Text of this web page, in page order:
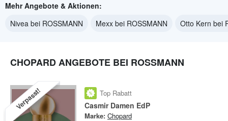
Mehr Angebote & Aktionen:
Nivea bei ROSSMANN
Mexx bei ROSSMANN Otto Kern bei
CHOPARD ANGEBOTE BEI ROSSMANN
Verpasst! Top Rabatt
Casmir Damen EdP
Marke: Chopard